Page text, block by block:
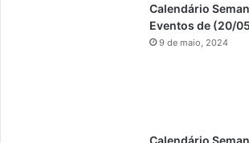
Calendário
Eventos de (20/
9 de maio, 2024
Calendário